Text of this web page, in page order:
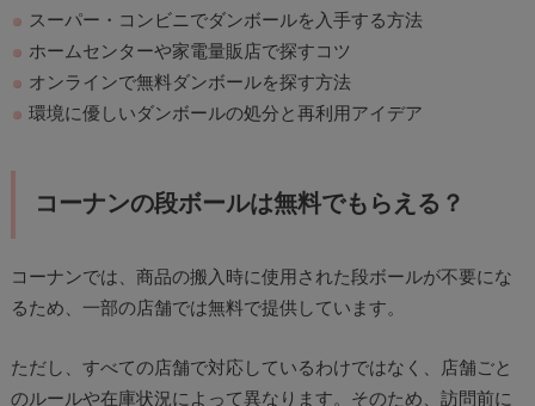
スーパー・コンビニでダンボールを入手する方法
ホームセンターや家電量販店で探すコツ
オンラインで無料ダンボールを探す方法
環境に優しいダンボールの処分と再利用アイデア
コーナンの段ボールは無料でもらえる？
コーナンでは、商品の搬入時に使用された段ボールが不要にな
るため、一部の店舗では無料で提供しています。
ただし、すべての店舗で対応しているわけではなく、店舗ごと
のルールや在庫状況によって異なります。そのため、訪問前に